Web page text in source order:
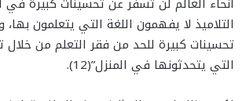
التلاميذ لا يفهمون اللغة التي يتعلمون
تحسينات كبيرة للحد من فقر التعلم من خلال
التي يتحدثونها في المنزل”(12).